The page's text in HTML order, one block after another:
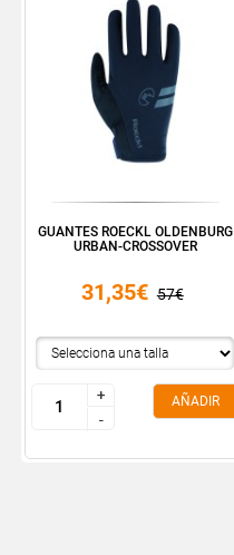
GUANTES ROECKL OLDENBURG
URBAN-CROSSOVER
31,35€ 57€
+
-
+
-
AÑADIR